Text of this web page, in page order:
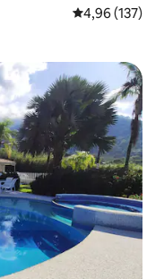
Средна
4,96 (137)